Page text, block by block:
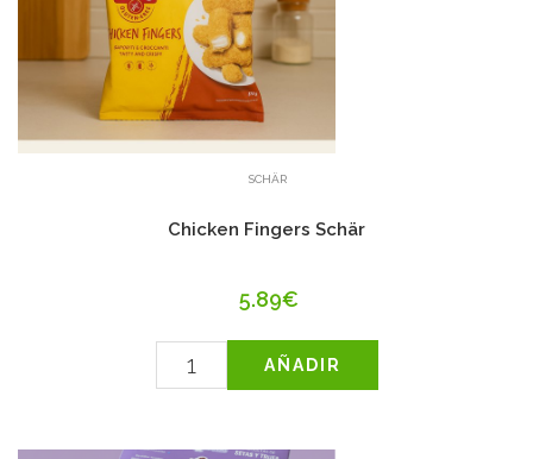
SCHÄR
Chicken Fingers Schär
5.89€
AÑADIR